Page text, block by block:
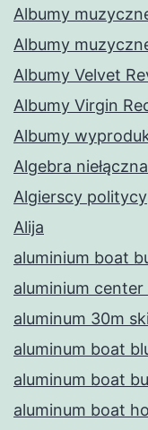
Albumy
Albumy
Albumy Velvet
Albumy Virgin
Albumy
Algebra niełączna
Algierscy politycy
Alija
aluminium boat
aluminium
aluminum 30m
aluminum boat
aluminum boat
aluminum boat